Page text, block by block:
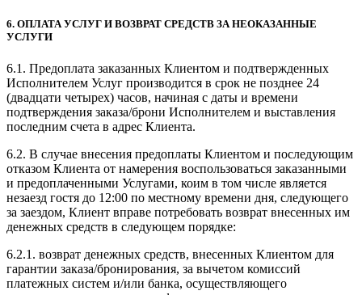
6. ОПЛАТА УСЛУГ И ВОЗВРАТ СРЕДСТВ ЗА НЕОКАЗАННЫЕ
УСЛУГИ
6.1. Предоплата заказанных Клиентом и подтвержденных
Исполнителем Услуг производится в срок не позднее 24
(двадцати четырех) часов, начиная с даты и времени
подтверждения заказа/брони Исполнителем и выставления
последним счета в адрес Клиента.
6.2. В случае внесения предоплаты Клиентом и последующим
отказом Клиента от намерения воспользоваться заказанными
и предоплаченными Услугами, коим в том числе является
незаезд гостя до 12:00 по местному времени дня, следующего
за заездом, Клиент вправе потребовать возврат внесенных им
денежных средств в следующем порядке:
6.2.1. возврат денежных средств, внесенных Клиентом для
гарантии заказа/бронирования, за вычетом комиссий
платежных систем и/или банка, осуществляющего